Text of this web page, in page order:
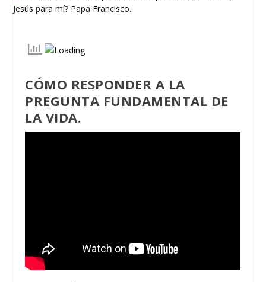
CÓMO RESPONDER A LA
PREGUNTA FUNDAMENTAL DE
LA VIDA.